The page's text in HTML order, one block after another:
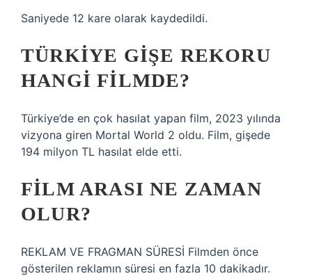
Saniyede 12 kare olarak kaydedildi.
TÜRKIYE GIŞE REKORU
HANGI FILMDE?
Türkiye’de en çok hasılat yapan film, 2023 yılında
vizyona giren Mortal World 2 oldu. Film, gişede
194 milyon TL hasılat elde etti.
FILM ARASI NE ZAMAN
OLUR?
REKLAM VE FRAGMAN SÜRESİ Filmden önce
gösterilen reklamın süresi en fazla 10 dakikadır.